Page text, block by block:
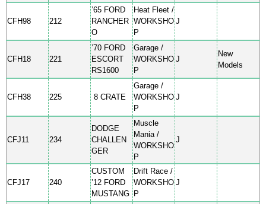
CFH98 212
’65 FORD
RANCHER
O
Heat Fleet /
WORKSHO
P
J
CFH18 221
’70 FORD
ESCORT
RS1600
Garage /
WORKSHO
P
J
New
Models
CFH38 225 8 CRATE
Garage /
WORKSHO
P
J
CFJ11 234
DODGE
CHALLEN
GER
Muscle
Mania /
WORKSHO
P
J
CFJ17 240
CUSTOM
’12 FORD
MUSTANG
Drift Race /
WORKSHO
P
J